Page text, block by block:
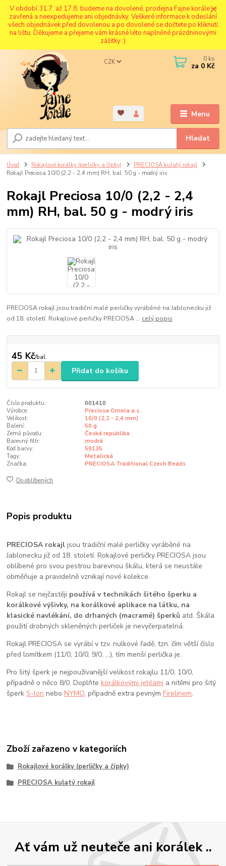
V období 31.7. až 17.8. budeme na dovolené, prodejna Fajne korále je
zavřená a neexpedujeme ani objednávky. Veškeré informace k odeslání
všech objednávek před dovolenou a po dovolené se dočtete po kliknutí
na lištu. Děkujeme a přejeme vám krásné léto naplněné prázdninovými
zážitky :)
Menu
CZK
Hledat
0 ks
za 0 Kč
Úvod Rokajlové korálky (perličky a čípky)
PRECIOSA kulatý rokajl
Rokajl Preciosa 10/0 (2,2 - 2,4 mm) RH, bal. 50 g - modrý iris
Rokajl Preciosa 10/0 (2,2 - 2,4
mm) RH, bal. 50 g - modrý iris
PRECIOSA rokajl jsou tradiční malé perličky vyráběné na Jablonecku již
od 18. století. Rokajlové perličky PRECIOSA ... celý popis
45 Kč/bal.
Přidat do košíku
Číslo produktu:
001410
Výrobce:
Preciosa Ornela a.s.
Velikost:
10/0 (2,2 - 2,4 mm)
Balení:
50 g
Země původu:
Česká republika
Barevný filtr:
modrá
Kód barvy:
59135
Tagy:
Metalická
Značka:
PRECIOSA Traditional Czech Beads
Do oblíbených
Popis produktu
PRECIOSA rokajl jsou tradiční malé perličky vyráběné na
Jablonecku již od 18. století. Rokajlové perličky PRECIOSA jsou
oblíbené pro svou pestrou barevnou škálu, která se neustále
obměňuje a pravidelně vznikají nové kolekce.
Rokajl se nejčastěji používá v technikách šitého šperku a
korálkové výšivky, na korálkové aplikace na látku, na
klasické navlékání, do drhaných (macramé) šperků atd. Škála
použití drobných skleněných perliček je nevyčerpatelná.
Rokajl PRECIOSA se vyrábí v tzv. nulkové řadě, tzn. čím větší číslo
před lomítkem (11/0, 10/0, 9/0, …), tím menší perlička je.
Pro šitý šperk je nejpoužívanější velikost rokajlu 11/0, 10/0,
případně o něco 8/0. Doplňte korálkovými jehlami a nitěmi pro šitý
šperkS-lon nebo NYMO, případně extra pevným Firelinem.
Zboží zařazeno v kategoriích
Rokajlové korálky (perličky a čípky)
PRECIOSA kulatý rokajl
Ať vám už neuteče ani korálek ..